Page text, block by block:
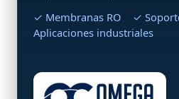
✓ Membranas RO ✓
Aplicaciones industriales